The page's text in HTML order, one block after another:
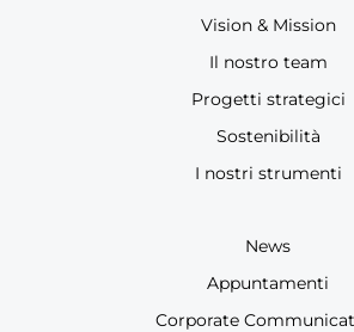
Vision & Mission
Il nostro team
Progetti strategici
Sostenibilità
I nostri strumenti
News
Appuntamenti
Corporate